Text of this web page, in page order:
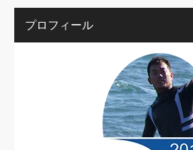
プロフィール